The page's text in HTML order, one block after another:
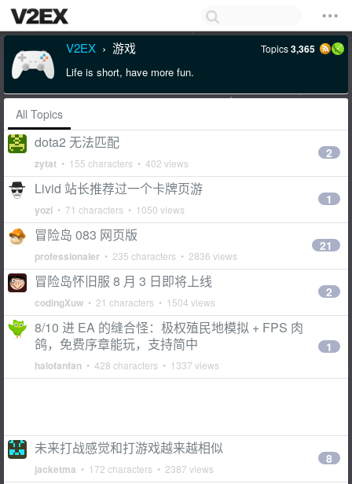
V2EX › 游戏 Topics3,365
Life is short, have more fun.
All Topics
dota2 无法匹配
zytat • 155 characters • 402 views
2
Livid 站长推荐过一个卡牌页游
yozi • 71 characters • 1050 views
1
冒险岛 083 网页版
professionaler • 235 characters • 2836 views
21
冒险岛怀旧服 8 月 3 日即将上线
codingXuw • 21 characters • 1504 views
2
8/10 进 EA 的缝合怪：极权殖民地模拟 + FPS 肉
鸽，免费序章能玩，支持简中
halofanfan • 428 characters • 1337 views
1
未来打战感觉和打游戏越来越相似
jacketma • 172 characters • 2387 views
8